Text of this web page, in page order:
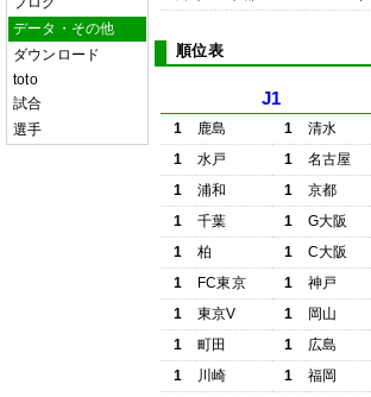
データ・その他
ダウンロード
toto
試合
選手
順位表
J1
1 鹿島 1
清水
1
水戸 1
名古屋
1
浦和 1
京都
1
千葉 1
G大阪
1
柏 1
C大阪
1
FC東京 1
神戸
1
東京V 1
岡山
1
町田 1
広島
1
川崎 1
福岡